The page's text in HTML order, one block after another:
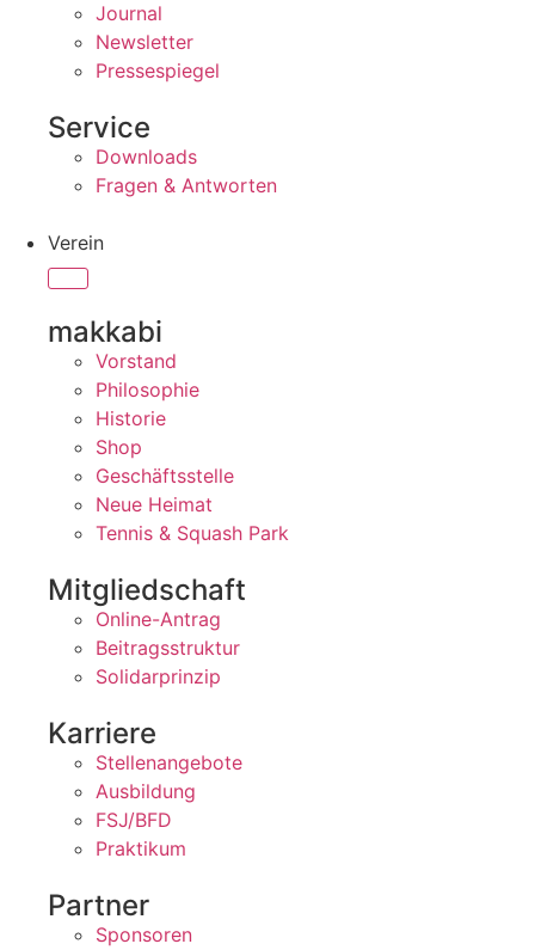
Journal
Newsletter
Pressespiegel
Service
Downloads
Fragen & Antworten
Verein
makkabi
Vorstand
Philosophie
Historie
Shop
Geschäftsstelle
Neue Heimat
Tennis & Squash Park
Mitgliedschaft
Online-Antrag
Beitragsstruktur
Solidarprinzip
Karriere
Stellenangebote
Ausbildung
FSJ/BFD
Praktikum
Partner
Sponsoren